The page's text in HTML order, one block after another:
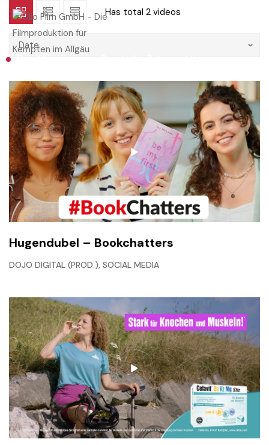
Has total 2 videos
Date
Hugendubel – Bookchatters
DOJO DIGITAL (PROD.), SOCIAL MEDIA